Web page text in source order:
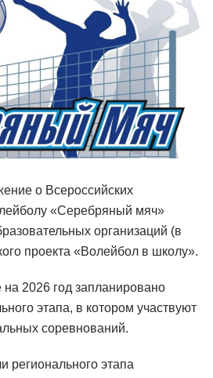
о Всероссийских
«Серебряный мяч»
организаций (в
проекта «Волейбол в школу».
2026 год запланировано
этапа, в котором участвуют
соревнований.
регионального этапа